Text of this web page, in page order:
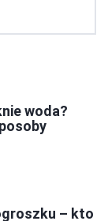
woda?
– kto